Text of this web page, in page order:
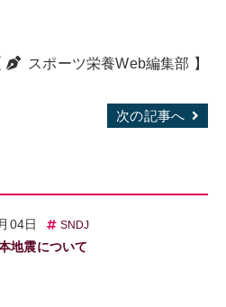
スポーツ栄養Web編集部 】
次の記事へ
04日 SNDJ
地震について